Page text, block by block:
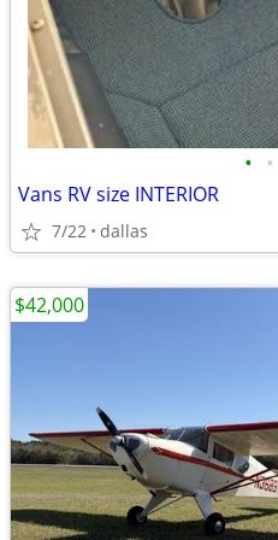
• •
Vans RV size INTERIOR
7/22 dallas
$42,000